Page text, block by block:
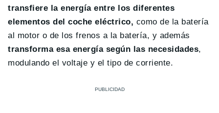
transfiere la energía entre los diferentes
elementos del coche eléctrico, como de la batería
al motor o de los frenos a la batería, y además
transforma esa energía según las necesidades,
modulando el voltaje y el tipo de corriente.